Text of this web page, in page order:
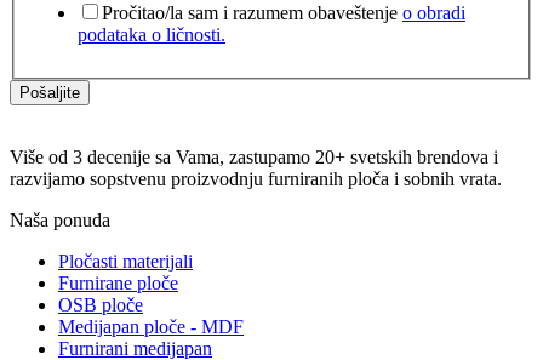
Pročitao/la sam i razumem obaveštenje o obradi
podataka o ličnosti.
Pošaljite
Više od 3 decenije sa Vama, zastupamo 20+ svetskih brendova i
razvijamo sopstvenu proizvodnju furniranih ploča i sobnih vrata.
Naša ponuda
Pločasti materijali
Furnirane ploče
OSB ploče
Medijapan ploče - MDF
Furnirani medijapan